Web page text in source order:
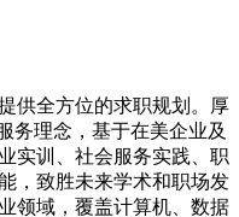
供全方位的求职规划。厚
务理念，基于在美企业及
实训、社会服务实践、职
，致胜未来学术和职场发
领域，覆盖计算机、数据